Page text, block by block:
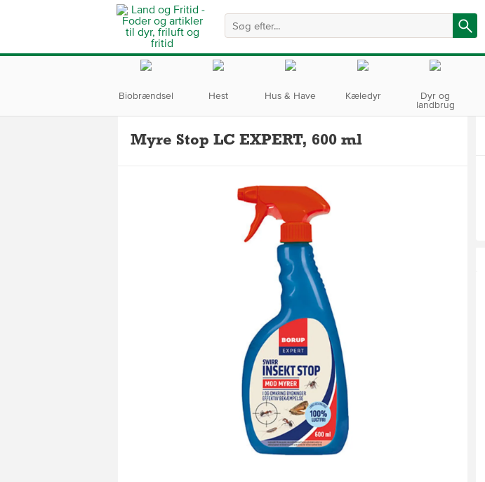
Biobrændsel Hest Hus & Have Kæledyr Dyr og
landbrug
Myre Stop LC EXPERT, 600 ml